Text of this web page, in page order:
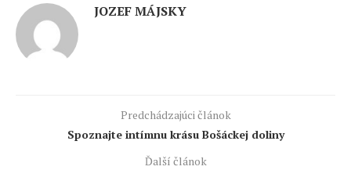
JOZEF MÁJSKY
Predchádzajúci článok
Spoznajte intímnu krásu Bošáckej doliny
Ďalší článok